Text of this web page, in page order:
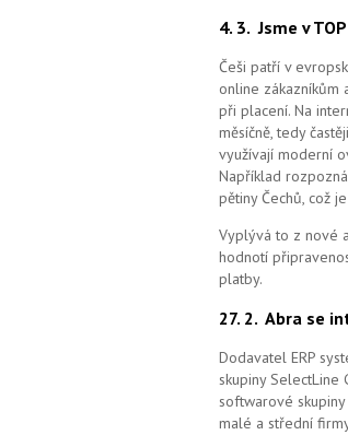
4. 3.Jsme v
Češi patří v
online
při placení. Na
měsíčně, tedy
využívají moderní
Například
pětiny Čechů, což
Vyplývá to z nové
hodnotí
platby.
27. 2. Abra se
Dodavatel ERP
skupiny SelectLine
softwarové
malé a střední